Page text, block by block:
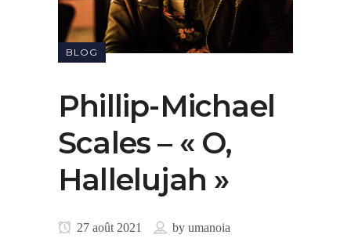
BLOG
Phillip-Michael
Scales – « O,
Hallelujah »
27 août 2021 by umanoia